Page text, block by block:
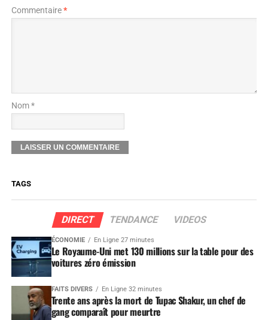
Commentaire*
Nom *
TAGS
DIRECT TENDANCE VIDEOS
ÉCONOMIE En Ligne 27 minutes
Le Royaume-Uni met 130 millions sur la table pour des
voitures zéro émission
FAITS DIVERS En Ligne 32 minutes
Trente ans après la mort de Tupac Shakur, un chef de
gang comparaît pour meurtre